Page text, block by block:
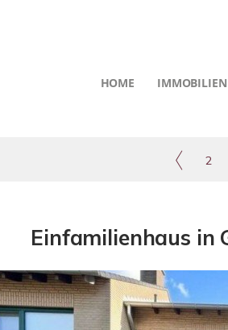
HOME IMMOBILIEN
2
Einfamilienhaus in